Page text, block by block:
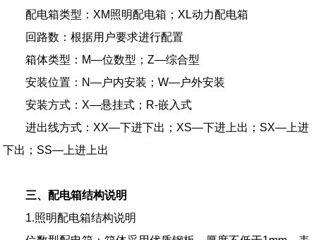
配电箱类型：XM照明配电箱；XL动力配电箱
回路数：根据用户要求进行配置
箱体类型：M—位数型；Z—综合型
安装位置：N—户内安装；W—户外安装
安装方式：X—悬挂式；R-嵌入式
进出线方式：XX—下进下出；XS—下进上出；SX—上进
下出；SS—上进上出
三、配电箱结构说明
1.照明配电箱结构说明